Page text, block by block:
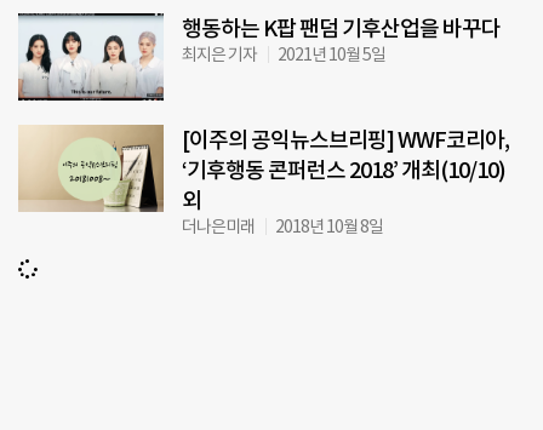
행동하는 K팝 팬덤 기후산업을 바꾸다
최지은 기자 2021년 10월 5일
[이주의 공익뉴스브리핑] WWF코리아,
‘기후행동 콘퍼런스 2018’ 개최(10/10)
외
더나은미래 2018년 10월 8일